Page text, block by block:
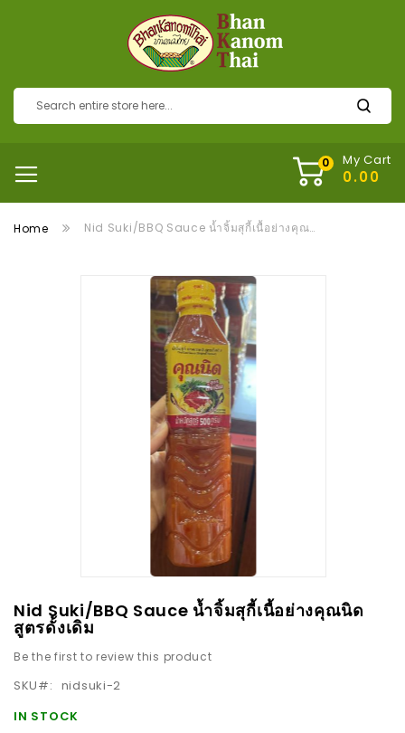
My Cart
Home Nid Suki/BBQ Sauce น้ำจิ้มสุกี้เนื้อย่างคุณนิด สูตรดั้งเดิม
Skip
to
the
end
of
the
images
gallery
Skip
to
beginning
Nid Suki/BBQ Sauce น้ำจิ้มสุกี้เนื้อย่างคุณนิด
สูตรดั้งเดิม
Be the first to review this product
SKU
nidsuki-2
IN STOCK